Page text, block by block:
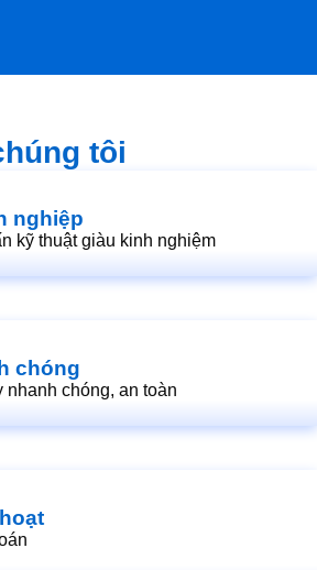
tôi
nghiệp
kỹ thuật giàu kinh nghiệm
chóng
nhanh chóng, an toàn